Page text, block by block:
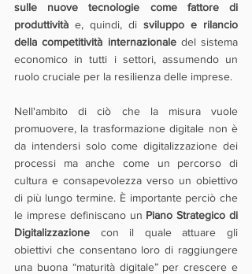
sulle nuove tecnologie come fattore di
produttività e, quindi, di sviluppo e rilancio
della competitività internazionale del sistema
economico in tutti i settori, assumendo un
ruolo cruciale per la resilienza delle imprese.
Nell'ambito di ciò che la misura vuole
promuovere, la trasformazione digitale non è
da intendersi solo come digitalizzazione dei
processi ma anche come un percorso di
cultura e consapevolezza verso un obiettivo
di più lungo termine. È importante perciò che
le imprese definiscano un Piano Strategico di
Digitalizzazione con il quale attuare gli
obiettivi che consentano loro di raggiungere
una buona “maturità digitale” per crescere e